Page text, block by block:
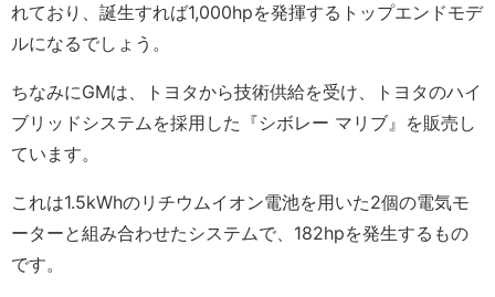
れており、誕生すれば1,000hpを発揮するトップエンドモデ
ルになるでしょう。
ちなみにGMは、トヨタから技術供給を受け、トヨタのハイ
ブリッドシステムを採用した『シボレー マリブ』を販売し
ています。
これは1.5kWhのリチウムイオン電池を用いた2個の電気モ
ーターと組み合わせたシステムで、182hpを発生するもの
です。